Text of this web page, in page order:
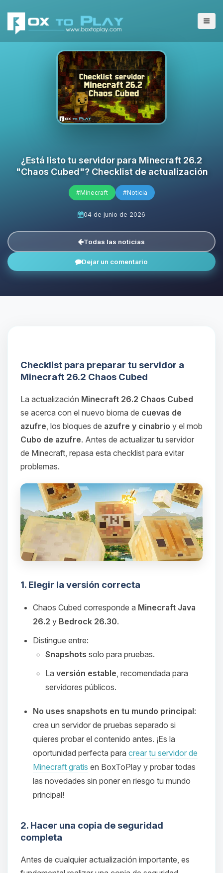
¿Está listo tu servidor para Minecraft 26.2
"Chaos Cubed"? Checklist de actualización
#Minecraft #Noticia
04 de junio de 2026
Todas las noticias
Dejar un comentario
Checklist para preparar tu servidor a
Minecraft 26.2 Chaos Cubed
La actualización Minecraft 26.2 Chaos Cubed
se acerca con el nuevo bioma de cuevas de
azufre, los bloques de azufre y cinabrio y el mob
Cubo de azufre. Antes de actualizar tu servidor
de Minecraft, repasa esta checklist para evitar
problemas.
1. Elegir la versión correcta
Chaos Cubed corresponde a Minecraft Java
26.2 y Bedrock 26.30.
Distingue entre:
Snapshots solo para pruebas.
La versión estable , recomendada para
servidores públicos.
No uses snapshots en tu mundo principal:
crea un servidor de pruebas separado si
quieres probar el contenido antes. ¡Es la
oportunidad perfecta para crear tu servidor de
Minecraft gratis en BoxToPlay y probar todas
las novedades sin poner en riesgo tu mundo
principal!
2. Hacer una copia de seguridad
completa
Antes de cualquier actualización importante, es